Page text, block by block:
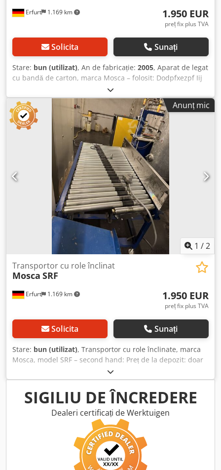
Erfurt 1.169 km 1.950 EUR
preț fix plus TVA
Solicita Sunați
Stare: bun (utilizat), An de fabricație: 2005, Aparat de legat
cu bandă de carton, marca Mosca – folosit: Dodpfxezpf Iij
Aqieck Preț la punctul de livrare: doar 1.950,00 € (fără TVA)
la punctul de livrare! Producător: Mosca Model: RO-M-P4
An de fabricație: 2005 Număr de serie: 78141 1L+N+PE, 50-
60Hz, 230V, 0,85kW, 3,7A Tensiune de control: 24V Stare:
bună, Disponibilitate: aproximativ la sfârșitul lunii
octombrie 2026 Locație: zona Erfurt
Anunț mic
1 /2
Erfurt 1.169 km
Transportor cu role înclinat
Mosca SRF
1.950 EUR
preț fix plus TVA
Solicita Sunați
Stare: bun (utilizat), Transportor cu role înclinate, marca
Mosca, model SRF – second hand: Preț de la depozit: doar
1.950 € (fără TVA) de la depozit! Dsdpfxjzpf Ico Aqijck
Producător: Mosca Model: SRF An de fabricație:
necunoscut Mai multe detalii vor fi furnizate ulterior Stare:
bună Disponibilitate: imediat Locație: zona Erfurt
SIGILIU DE ÎNCREDERE
Dealeri certificați de Werktuigen